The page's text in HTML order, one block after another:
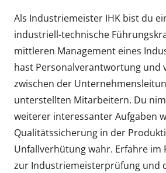
Als Industriemeister IHK bist du
industriell-technische
mittleren Management eines
hast Personalverantwortung und
zwischen der
unterstellten Mitarbeitern. Du
weiterer interessanter Aufgaben
Qualitätssicherung in der
Unfallverhütung wahr. Erfahre im
zur Industriemeisterprüfung und